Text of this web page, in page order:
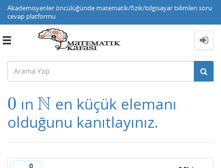
Akademisyenler öncülüğünde matematik/fizik/bilgisayar bilimleri soru
cevap platformu
Toggle
0
0 ınN
N en küçük elemanı
olduğunu kanıtlayınız.
0